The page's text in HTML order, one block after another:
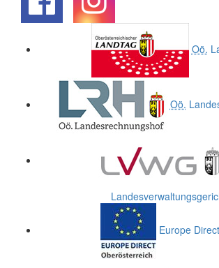
Oö.
Oö.
Europe Direct